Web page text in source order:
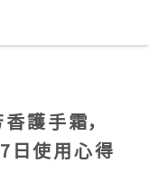
護手霜，
日使用心得